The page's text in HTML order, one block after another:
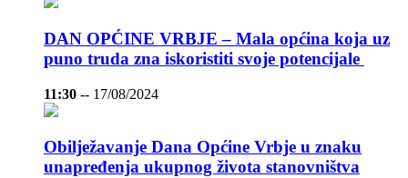
DAN OPĆINE VRBJE – Mala općina koja uz
puno truda zna iskoristiti svoje potencijale
11:30 -- 17/08/2024
Obilježavanje Dana Općine Vrbje u znaku
unapređenja ukupnog života stanovništva